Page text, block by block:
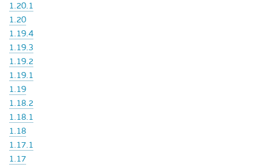
1.20.1
1.20
1.19.4
1.19.3
1.19.2
1.19.1
1.19
1.18.2
1.18.1
1.18
1.17.1
1.17